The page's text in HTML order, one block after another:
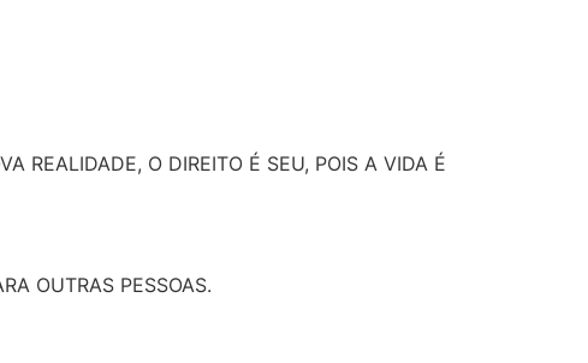
REALIDADE, O DIREITO É SEU, POIS A VIDA É
OUTRAS PESSOAS.